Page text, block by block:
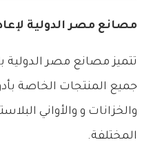
مصانع مصر الدولية
تتميز مصانع مصر الدولية
جميع المنتجات الخاصة
والخزانات و والأواني
المختلفة.